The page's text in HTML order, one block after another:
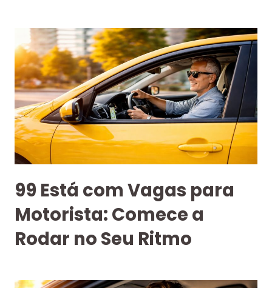
99 Está com Vagas para
Motorista: Comece a
Rodar no Seu Ritmo